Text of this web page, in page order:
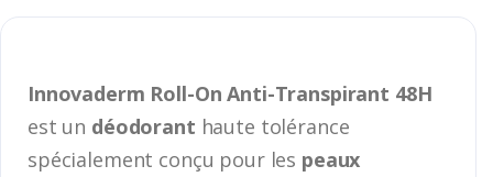
Innovaderm Roll-On Anti-Transpirant 48H
est un déodorant haute tolérance
spécialement conçu pour les peaux